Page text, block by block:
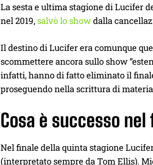
La sesta e ultima stagione di Lucifer
nel 2019,salvò lo showdalla
Il destino di Lucifer era comunque
scommettere ancora sullo show
infatti, hanno di fatto eliminato il
proseguendo nella scrittura di
Cosa è successo
Nel finale della quinta stagione
(interpretato sempre da Tom Ellis).